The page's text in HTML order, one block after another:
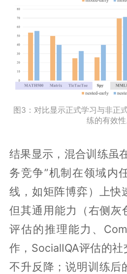
图3：对比显示正式学习与非正
练的有效性
结果显示，混合训练虽
务竞争”机制在领域内
线，如矩阵博弈）上快
但其通用能力（右侧灰
评估的推理能力、
作，SocialIQA评估的
不升反降；说明训练后